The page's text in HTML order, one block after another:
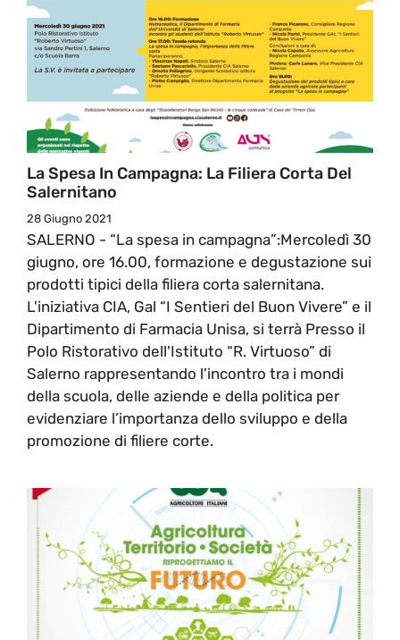
La Spesa In Campagna: La Filiera Corta Del
Salernitano
28 Giugno 2021
SALERNO - “La spesa in campagna”:Mercoledì 30
giugno, ore 16.00, formazione e degustazione sui
prodotti tipici della filiera corta salernitana.
L'iniziativa CIA, Gal “I Sentieri del Buon Vivere” e il
Dipartimento di Farmacia Unisa, si terrà Presso il
Polo Ristorativo dell'Istituto “R. Virtuoso” di
Salerno rappresentando l’incontro tra i mondi
della scuola, delle aziende e della politica per
evidenziare l’importanza dello sviluppo e della
promozione di filiere corte.